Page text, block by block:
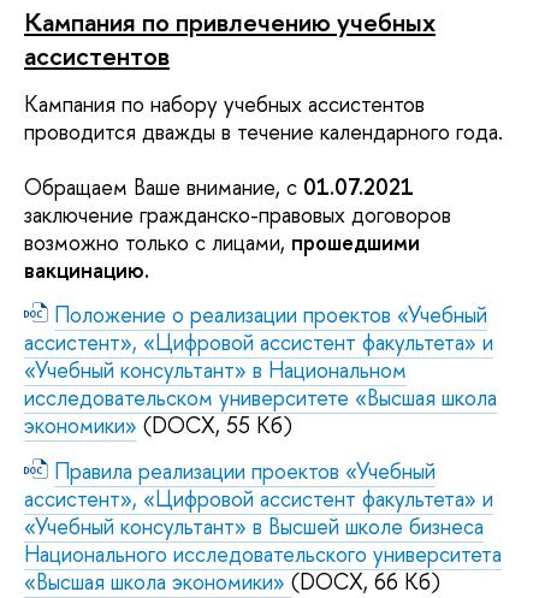
Кампания по привлечению учебных
ассистентов
Кампания по набору учебных ассистентов
проводится дважды в течение календарного года.
Обращаем Ваше внимание, с 01.07.2021
заключение гражданско-правовых договоров
возможно только с лицами, прошедшими
вакцинацию.
Положение о реализации проектов «Учебный
ассистент», «Цифровой ассистент факультета» и
«Учебный консультант» в Национальном
исследовательском университете «Высшая школа
экономики» (DOCX, 55 Кб)
Правила реализации проектов «Учебный
ассистент», «Цифровой ассистент факультета» и
«Учебный консультант» в Высшей школе бизнеса
Национального исследовательского университета
«Высшая школа экономики» (DOCX, 66 Кб)